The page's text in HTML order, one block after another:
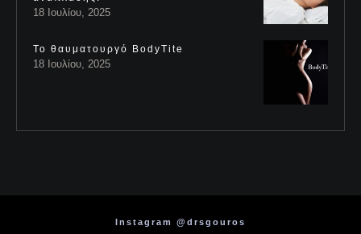
18 Ιουλίου, 2025
Το θαυματουργό BodyTite
18 Ιουλίου, 2025
Instagram @drsgouros